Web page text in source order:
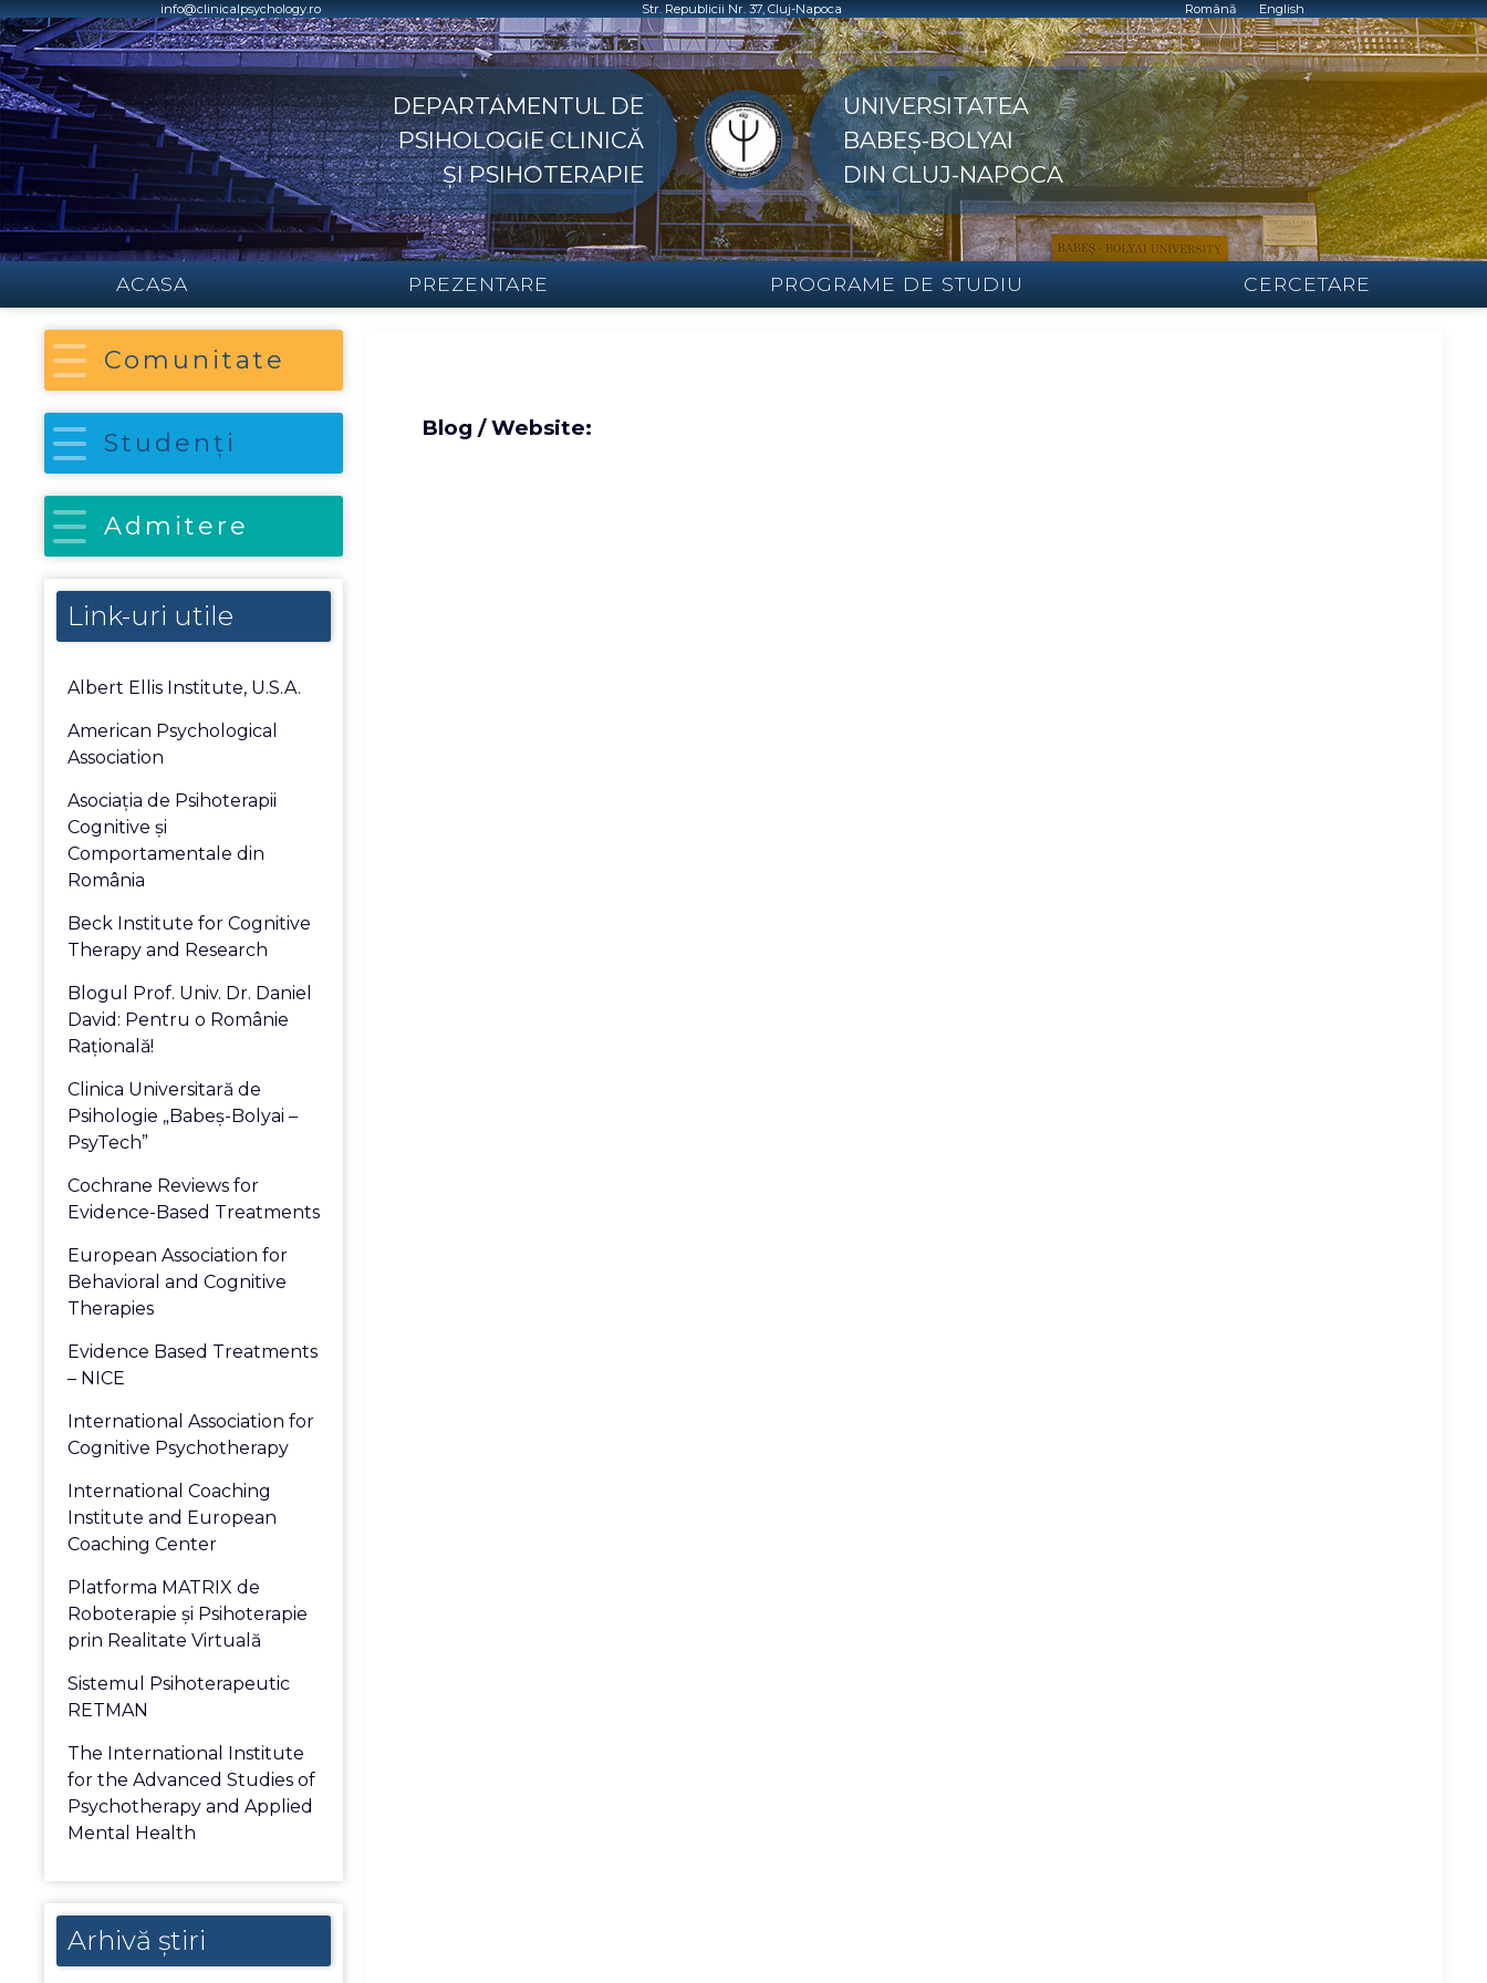
Skip
to
content
info@clinicalpsychology.ro Str. Republicii Nr. 37, Cluj-Napoca Română English
DEPARTAMENTUL DE
PSIHOLOGIE CLINICĂ
ȘI PSIHOTERAPIE
UNIVERSITATEA
BABEȘ-BOLYAI
DIN CLUJ-NAPOCA
ACASA PREZENTARE PROGRAME DE STUDIU CERCETARE
Comunitate
Studenți
Admitere
Link-uri utile
Albert Ellis Institute, U.S.A.
American Psychological
Association
Asociaţia de Psihoterapii
Cognitive şi
Comportamentale din
România
Beck Institute for Cognitive
Therapy and Research
Blogul Prof. Univ. Dr. Daniel
David: Pentru o Românie
Raţională!
Clinica Universitară de
Psihologie „Babeş-Bolyai –
PsyTech”
Cochrane Reviews for
Evidence-Based Treatments
European Association for
Behavioral and Cognitive
Therapies
Evidence Based Treatments
– NICE
International Association for
Cognitive Psychotherapy
International Coaching
Institute and European
Coaching Center
Platforma MATRIX de
Roboterapie și Psihoterapie
prin Realitate Virtuală
Sistemul Psihoterapeutic
RETMAN
The International Institute
for the Advanced Studies of
Psychotherapy and Applied
Mental Health
Arhivă știri
Arhivă
știri
Blog / Website: